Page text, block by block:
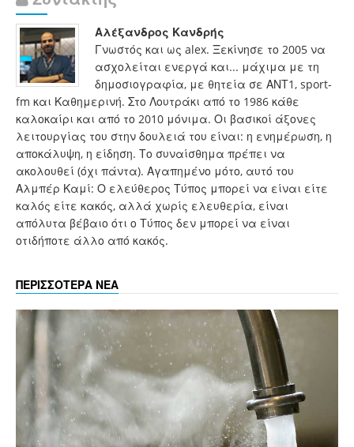
Αλέξανδρος Κανδρής
Γνωστός και ως alex. Ξεκίνησε το 2005 να
ασχολείται ενεργά και... μάχιμα με τη
δημοσιογραφία, με θητεία σε ΑΝΤ1, sport-
fm και Καθημερινή. Στο Λουτράκι από το 1986 κάθε
καλοκαίρι και από το 2010 μόνιμα. Οι βασικοί άξονες
λειτουργίας του στην δουλειά του είναι: η ενημέρωση, η
αποκάλυψη, η είδηση. Το συναίσθημα πρέπει να
ακολουθεί (όχι πάντα). Αγαπημένο μότο, αυτό του
Αλμπέρ Καμί: Ο ελεύθερος Τύπος μπορεί να είναι είτε
καλός είτε κακός, αλλά χωρίς ελευθερία, είναι
απόλυτα βέβαιο ότι ο Τύπος δεν μπορεί να είναι
οτιδήποτε άλλο από κακός.
ΠΕΡΙΣΣΟΤΕΡΑ ΝΕΑ